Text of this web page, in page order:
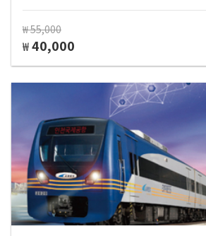
₩ 55,000
₩40,000